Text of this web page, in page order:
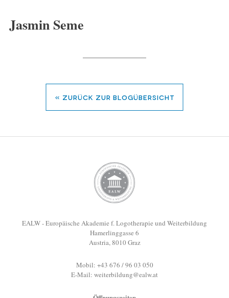
Jasmin Seme
« zurück zur Blogübersicht
EALW - Europäische Akademie f. Logotherapie und Weiterbildung
Hamerlinggasse 6
Austria, 8010 Graz
Mobil: +43 676 / 96 03 050
E-Mail: weiterbildung@ealw.at